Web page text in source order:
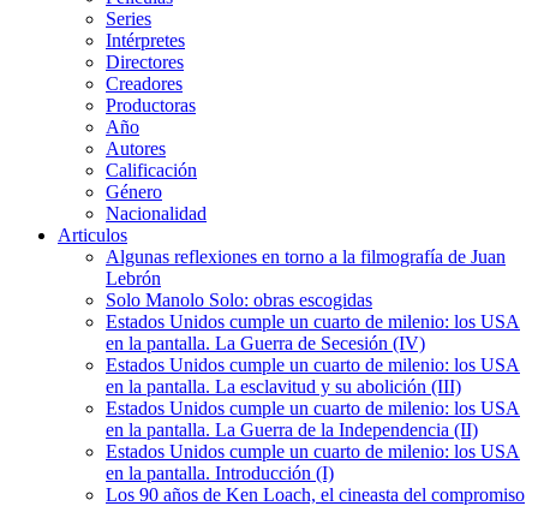
Series
Intérpretes
Directores
Creadores
Productoras
Año
Autores
Calificación
Género
Nacionalidad
Articulos
Algunas reflexiones en torno a la filmografía de Juan
Lebrón
Solo Manolo Solo: obras escogidas
Estados Unidos cumple un cuarto de milenio: los USA
en la pantalla. La Guerra de Secesión (IV)
Estados Unidos cumple un cuarto de milenio: los USA
en la pantalla. La esclavitud y su abolición (III)
Estados Unidos cumple un cuarto de milenio: los USA
en la pantalla. La Guerra de la Independencia (II)
Estados Unidos cumple un cuarto de milenio: los USA
en la pantalla. Introducción (I)
Los 90 años de Ken Loach, el cineasta del compromiso